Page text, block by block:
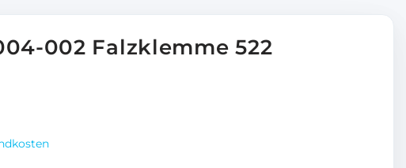
002 Falzklemme 522